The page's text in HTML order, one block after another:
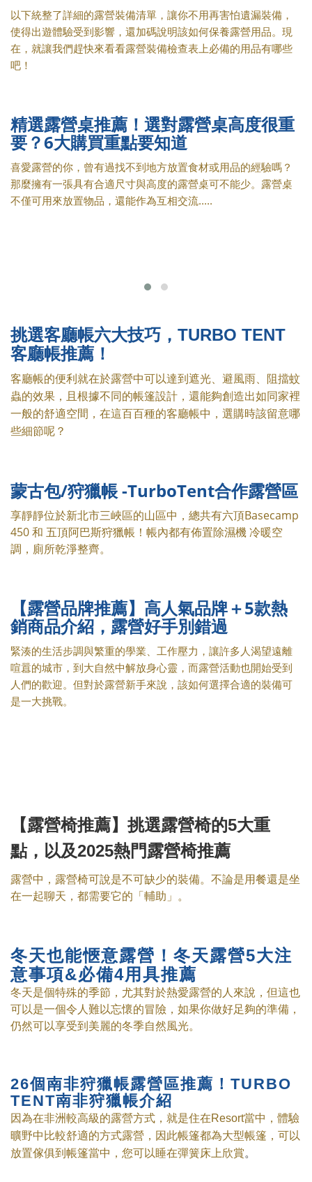
以下統整了詳細的露營裝備清單，讓你不用再害怕遺漏裝備，
使得出遊體驗受到影響，還加碼說明該如何保養露營用品。現
在，就讓我們趕快來看看露營裝備檢查表上必備的用品有哪些
吧！
精選露營桌推薦！選對露營桌高度很重
要？6大購買重點要知道
喜愛露營的你，曾有過找不到地方放置食材或用品的經驗嗎？
那麼擁有一張具有合適尺寸與高度的露營桌可不能少。露營桌
不僅可用來放置物品，還能作為互相交流.....
挑選客廳帳六大技巧，TURBO TENT
客廳帳推薦！
客廳帳的便利就在於露營中可以達到遮光
避風雨、阻擋蚊
蟲的效果，且根據不同的帳篷設計，還能夠創造出如同家裡
一般的舒適空間，在這百百種的客廳帳中，選購時該留意哪
些細節呢？
蒙古包/狩獵帳 -TurboTent合作露營區
享靜靜位於新北市三峽區的山區中，總共有六頂Basecamp
450 和 五頂阿巴斯狩獵帳！帳內都有佈置除濕機 冷暖空
調，廁所乾淨整齊。
【露營品牌推薦】高人氣品牌＋5款熱
銷商品介紹，露營好手別錯過
緊湊的生活步調與繁重的學業、工作壓力，讓許多人渴望遠離
喧囂的城市，到大自然中解放身心靈，而露營活動也開始受到
人們的歡迎。但對於露營新手來說，該如何選擇合適的裝備可
是一大挑戰。
【露營椅推薦】挑選露營椅的5大重
點，以及2025熱門露營椅推薦
露營中，露營椅可說是不可缺少的裝備。不論是用餐還是坐
在一起聊天，都需要它的「輔助」。
冬天也能愜意露營！冬天露營5大注
意事項&必備4用具推薦
冬天是個特殊的季節，尤其對於熱愛露營的人來說，但這也
可以是一個令人難以忘懷的冒險，如果你做好足夠的準備，
仍然可以享受到美麗的冬季自然風光。
26個南非狩獵帳露營區推薦！TURBO
TENT南非狩獵帳介紹
因為在非洲較高級的露營方式，就是住在Resort當中，體驗
曠野中比較舒適的方式露營，因此帳篷都為大型帳篷，可以
放置傢俱到帳篷當中，您可以睡在彈簧床上欣賞。